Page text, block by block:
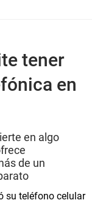
tener
en
en algo
de un